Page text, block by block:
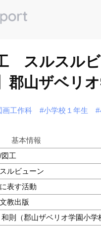
スルスルビ
郡山ザベリ
画工作科 #小学校１年生 #
基本情報
工
ルビューン
表す活動
教出版
則（郡山ザベリオ学園小学